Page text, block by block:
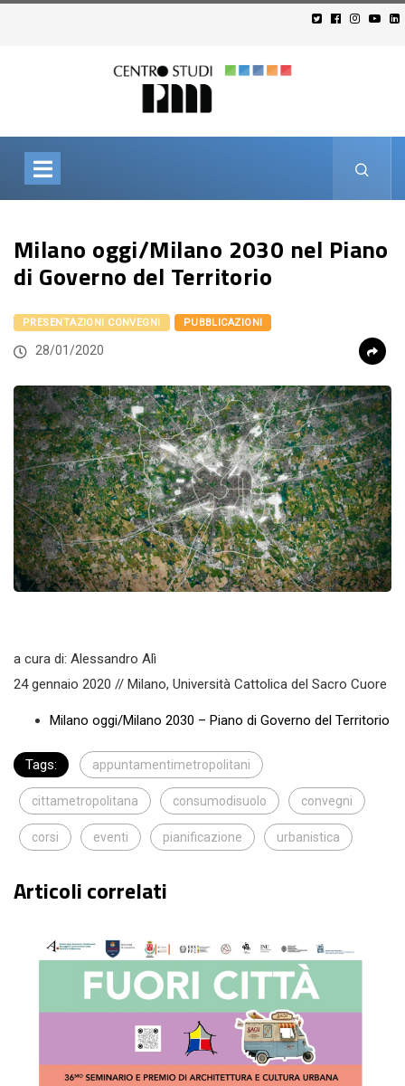
Milano oggi/Milano 2030 nel Piano
di Governo del Territorio
PRESENTAZIONI CONVEGNI PUBBLICAZIONI
28/01/2020
a cura di: Alessandro Alì
24 gennaio 2020 // Milano, Università Cattolica del Sacro Cuore
Milano oggi/Milano 2030 – Piano di Governo del Territorio
Tags: appuntamentimetropolitani
cittametropolitana consumodisuolo convegni
corsi eventi pianificazione urbanistica
Articoli correlati